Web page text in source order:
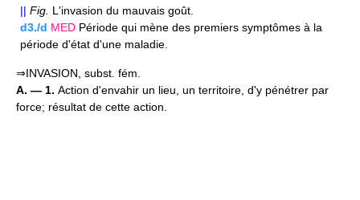
|| Fig. L'invasion du mauvais goût.
d3./d MED Période qui mène des premiers symptômes à la
période d'état d'une maladie.
⇒INVASION, subst. fém.
A. — 1. Action d'envahir un lieu, un territoire, d'y pénétrer par
force; résultat de cette action.